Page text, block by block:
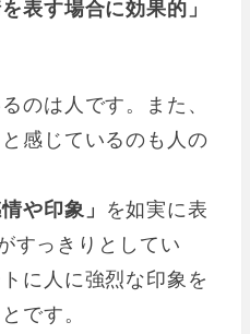
表す場合に効果的」
のは人です。また、
感じているのも人の
や印象」 を如実に表
すっきりとしてい
に人に強烈な印象を
です。